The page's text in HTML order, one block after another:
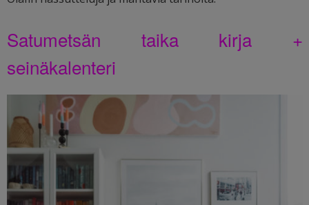
Satumetsän taika kirja +
seinäkalenteri